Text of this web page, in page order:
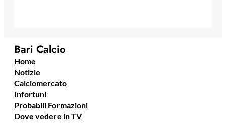
Bari Calcio
Home
Notizie
Calciomercato
Infortuni
Probabili Formazioni
Dove vedere in TV